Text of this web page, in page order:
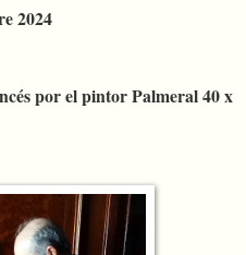
2024
por el pintor Palmeral 40 x